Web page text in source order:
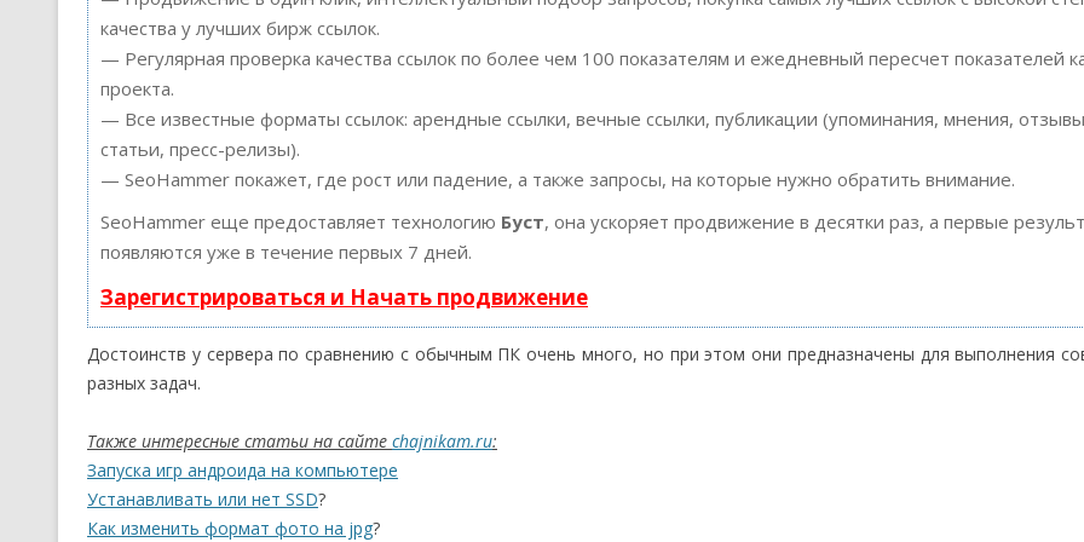
качества у лучших бирж ссылок.
— Регулярная проверка качества ссылок по более чем 100 показателям и ежедневный пересчет показателей
проекта.
— Все известные форматы ссылок: арендные ссылки, вечные ссылки, публикации (упоминания, мнения,
статьи, пресс-релизы).
— SeoHammer покажет, где рост или падение, а также запросы, на которые нужно обратить внимание.
SeoHammer еще предоставляет технологию Буст, она ускоряет продвижение в десятки раз, а первые
появляются уже в течение первых 7 дней.
Зарегистрироваться и Начать продвижение
Достоинств у сервера по сравнению с обычным ПК очень много, но при этом они предназначены для выполнения
разных задач.
Также интересные статьи на сайте chajnikam.ru:
Запуска игр андроида на компьютере
Устанавливать или нет SSD?
Как изменить формат фото на jpg?